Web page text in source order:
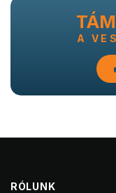
A
RÓLUNK